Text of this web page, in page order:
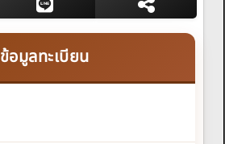
ข้อมูลทะเบียน